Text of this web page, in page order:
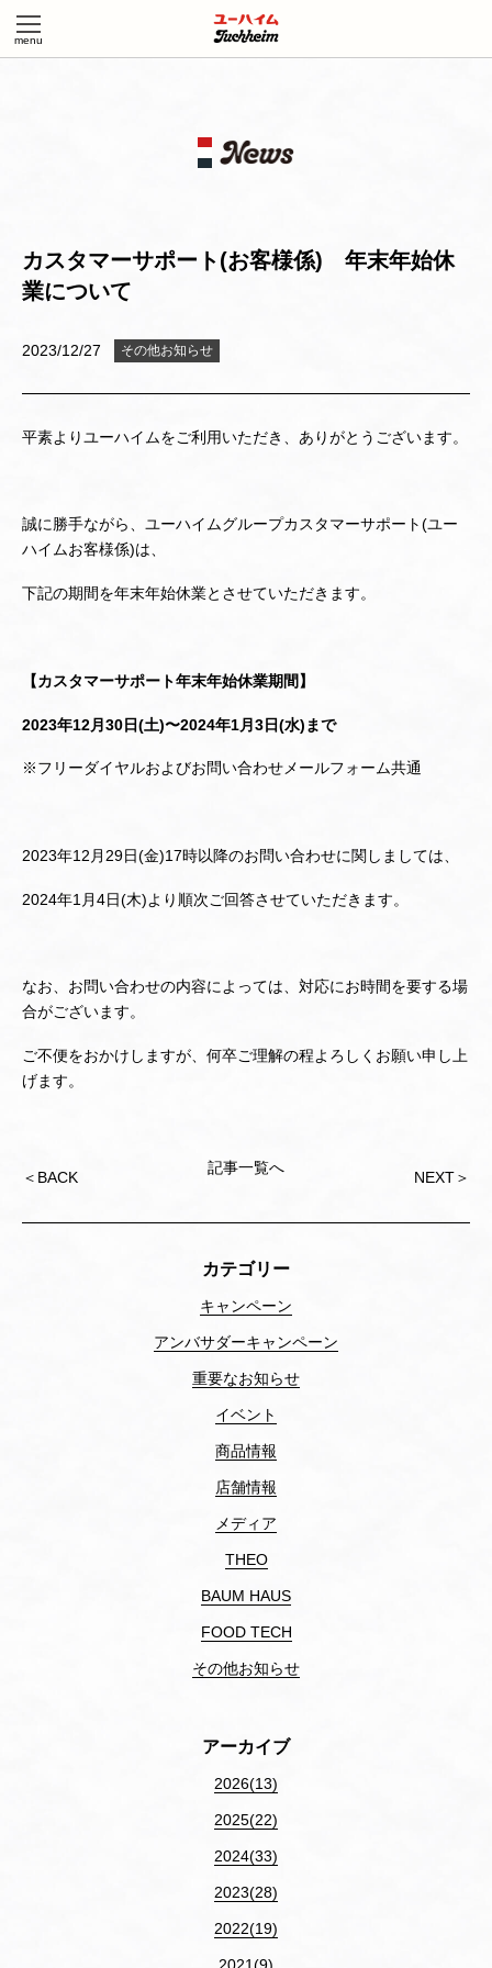
カスタマーサポート(お客様係) 年末年始休
業について
2023/12/27 その他お知らせ
平素よりユーハイムをご利用いただき、ありがとうございます。
誠に勝手ながら、ユーハイムグループカスタマーサポート(ユー
ハイムお客様係)は、
下記の期間を年末年始休業とさせていただきます。
【カスタマーサポート年末年始休業期間】
2023年12月30日(土)〜2024年1月3日(水)まで
※フリーダイヤルおよびお問い合わせメールフォーム共通
2023年12月29日(金)17時以降のお問い合わせに関しましては、
2024年1月4日(木)より順次ご回答させていただきます。
なお、お問い合わせの内容によっては、対応にお時間を要する場
合がございます。
ご不便をおかけしますが、何卒ご理解の程よろしくお願い申し上
げます。
記事一覧へ
投
＜ BACK NEXT＞
カテゴリー
キャンペーン
アンバサダーキャンペーン
重要なお知らせ
イベント
商品情報
店舗情報
メディア
THEO
BAUM HAUS
FOOD TECH
その他お知らせ
アーカイブ
2026(13)
2025(22)
2024(33)
2023(28)
2022(19)
2021(9)